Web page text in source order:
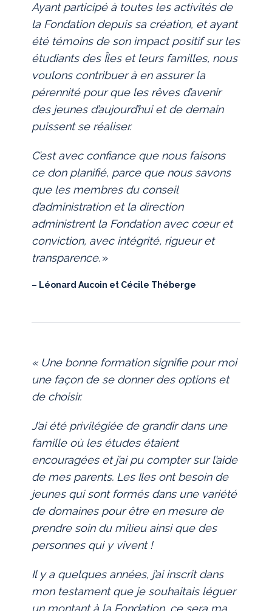
Ayant participé à toutes les activités de
la Fondation depuis sa création, et ayant
été témoins de son impact positif sur les
étudiants des Îles et leurs familles, nous
voulons contribuer à en assurer la
pérennité pour que les rêves d’avenir
des jeunes d’aujourd’hui et de demain
puissent se réaliser.
C’est avec confiance que nous faisons
ce don planifié, parce que nous savons
que les membres du conseil
d’administration et la direction
administrent la Fondation avec cœur et
conviction, avec intégrité, rigueur et
transparence.»
– Léonard Aucoin et Cécile Théberge
« Une bonne formation signifie pour moi
une façon de se donner des options et
de choisir.
J’ai été privilégiée de grandir dans une
famille où les études étaient
encouragées et j’ai pu compter sur l’aide
de mes parents. Les Iles ont besoin de
jeunes qui sont formés dans une variété
de domaines pour être en mesure de
prendre soin du milieu ainsi que des
personnes qui y vivent !
Il y a quelques années, j’ai inscrit dans
mon testament que je souhaitais léguer
un montant à la Fondation, ce sera ma